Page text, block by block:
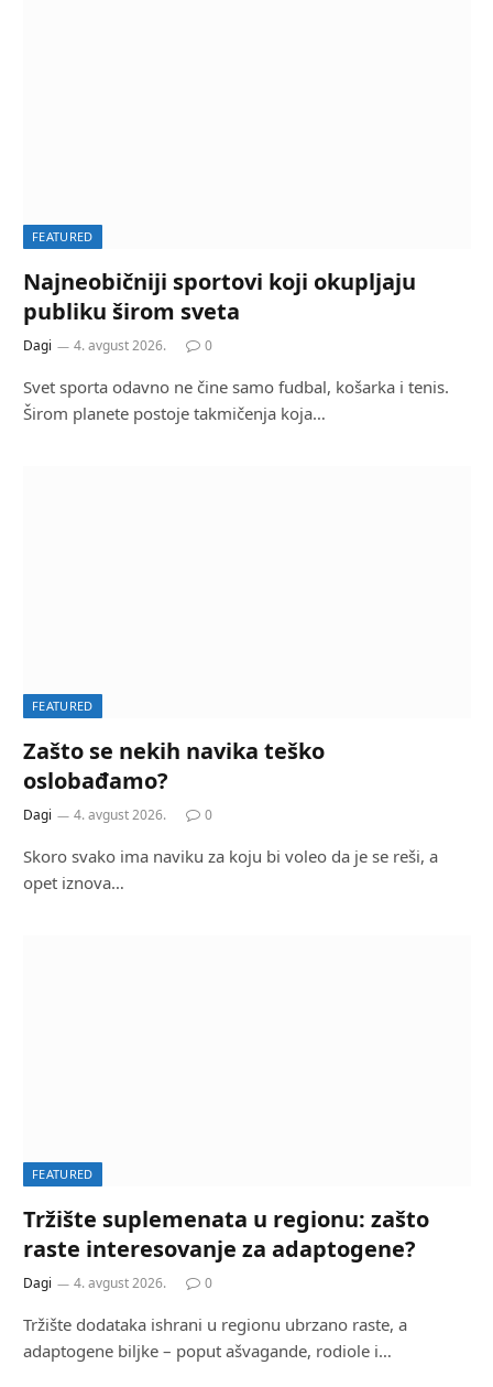
FEATURED
Najneobičniji sportovi koji okupljaju
publiku širom sveta
Dagi 4. avgust 2026. 0
Svet sporta odavno ne čine samo fudbal, košarka i tenis.
Širom planete postoje takmičenja koja…
FEATURED
Zašto se nekih navika teško
oslobađamo?
Dagi 4. avgust 2026. 0
Skoro svako ima naviku za koju bi voleo da je se reši, a
opet iznova…
FEATURED
Tržište suplemenata u regionu: zašto
raste interesovanje za adaptogene?
Dagi 4. avgust 2026. 0
Tržište dodataka ishrani u regionu ubrzano raste, a
adaptogene biljke – poput ašvagande, rodiole i…